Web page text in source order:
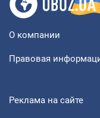
О компании
Правовая
Реклама на сайте